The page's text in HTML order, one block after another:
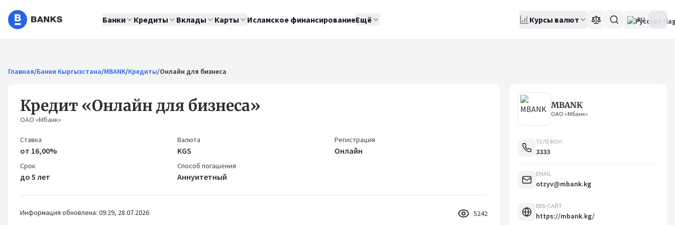
Банки Кредиты Вклады Карты Исламское финансированиеЕщё Курсы валют RU
Главная/Банки Кыргызстана/MBANK/Кредиты/Онлайн для бизнеса
Кредит «Онлайн для бизнеса»
ОАО «Мбанк»
Ставка
от 16,00%
Валюта
KGS
Регистрация
Онлайн
Срок
до 5 лет
Способ погашения
Аннуитетный
Информация обновлена: 09:29, 28.07.2026 5242
MBANK
ОАО «Мбанк»
ТЕЛЕФОН
3333
EMAIL
otzyv@mbank.kg
ВЕБ-САЙТ
https://mbank.kg/